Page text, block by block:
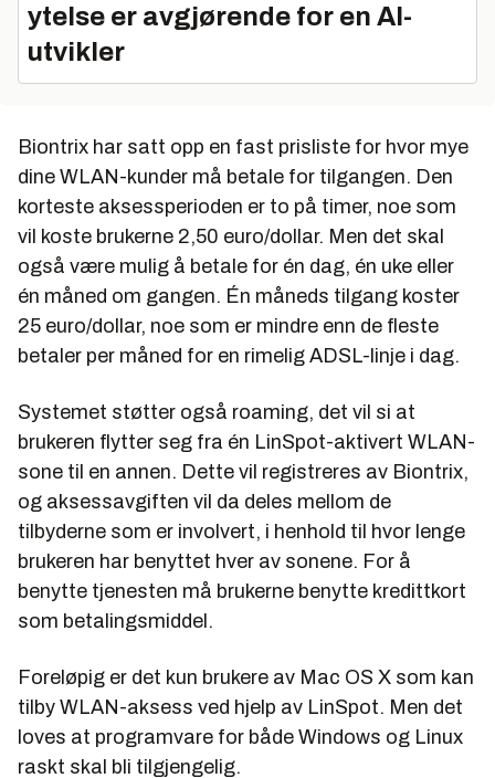
ytelse er avgjørende for en AI-
utvikler
Biontrix har satt opp en fast prisliste for hvor mye
dine WLAN-kunder må betale for tilgangen. Den
korteste aksessperioden er to på timer, noe som
vil koste brukerne 2,50 euro/dollar. Men det skal
også være mulig å betale for én dag, én uke eller
én måned om gangen. Én måneds tilgang koster
25 euro/dollar, noe som er mindre enn de fleste
betaler per måned for en rimelig ADSL-linje i dag.
Systemet støtter også roaming, det vil si at
brukeren flytter seg fra én LinSpot-aktivert WLAN-
sone til en annen. Dette vil registreres av Biontrix,
og aksessavgiften vil da deles mellom de
tilbyderne som er involvert, i henhold til hvor lenge
brukeren har benyttet hver av sonene. For å
benytte tjenesten må brukerne benytte kredittkort
som betalingsmiddel.
Foreløpig er det kun brukere av Mac OS X som kan
tilby WLAN-aksess ved hjelp av LinSpot. Men det
loves at programvare for både Windows og Linux
raskt skal bli tilgjengelig.